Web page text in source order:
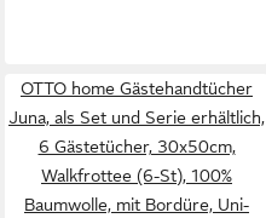
OTTO home Gästehandtücher
Juna, als Set und Serie erhältlich,
6 Gästetücher, 30x50cm,
Walkfrottee (6-St), 100%
Baumwolle, mit Bordüre, Uni-